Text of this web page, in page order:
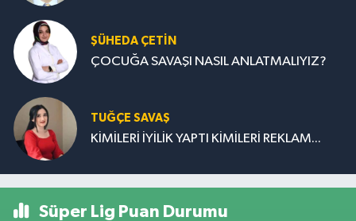
ŞÜHEDA ÇETİN
ÇOCUĞA SAVAŞI NASIL ANLATMALIYIZ?
TUĞÇE SAVAŞ
KİMİLERİ İYİLİK YAPTI KİMİLERİ REKLAM...
Süper Lig Puan Durumu